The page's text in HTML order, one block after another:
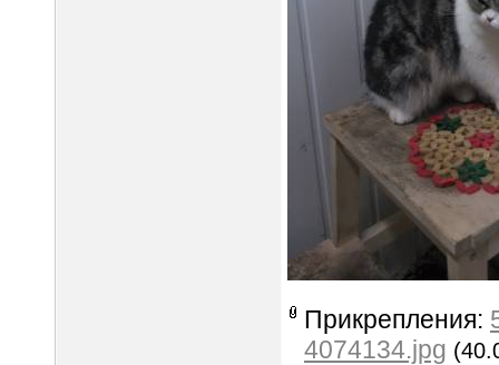
Прикрепления:
4074134.jpg